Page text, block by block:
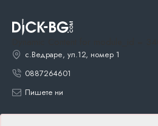
с.Ведраре, ул.12, номер 1
0887264601
Пишете ни